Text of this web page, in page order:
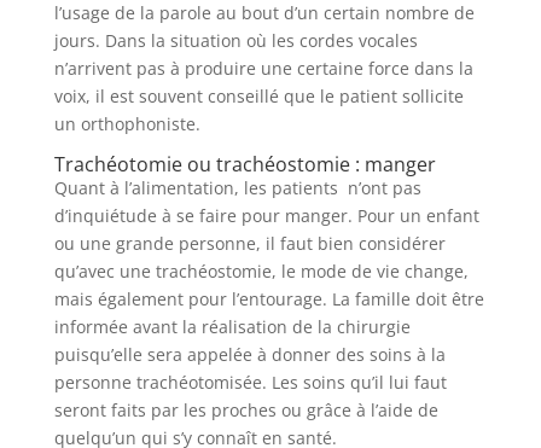
l’usage de la parole au bout d’un certain nombre de
jours. Dans la situation où les cordes vocales
n’arrivent pas à produire une certaine force dans la
voix, il est souvent conseillé que le patient sollicite
un orthophoniste.
Trachéotomie ou trachéostomie : manger
Quant à l’alimentation, les patients n’ont pas
d’inquiétude à se faire pour manger. Pour un enfant
ou une grande personne, il faut bien considérer
qu’avec une trachéostomie, le mode de vie change,
mais également pour l’entourage. La famille doit être
informée avant la réalisation de la chirurgie
puisqu’elle sera appelée à donner des soins à la
personne trachéotomisée. Les soins qu’il lui faut
seront faits par les proches ou grâce à l’aide de
quelqu’un qui s’y connaît en santé.